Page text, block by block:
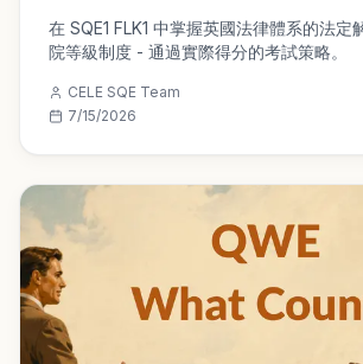
在 SQE1 FLK1 中掌握英國法律體系的法定
院等級制度 - 通過實際得分的考試策略。
CELE SQE Team
7/15/2026